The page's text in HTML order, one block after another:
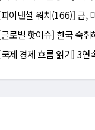
이낸셜 워치(166)] 금,
로벌 핫이슈] 한국 숙
제 경제 흐름 읽기] 3